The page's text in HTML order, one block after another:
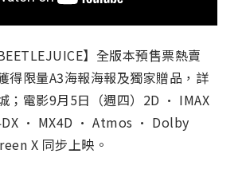
】全版本預售票熱賣
得限量A3海報海報及獨家贈品，詳
；電影9月5日（週四）2D · IMAX
· MX4D · Atmos · Dolby
X 同步上映。